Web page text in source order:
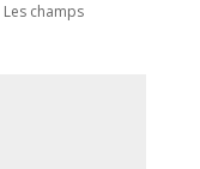
Les champs